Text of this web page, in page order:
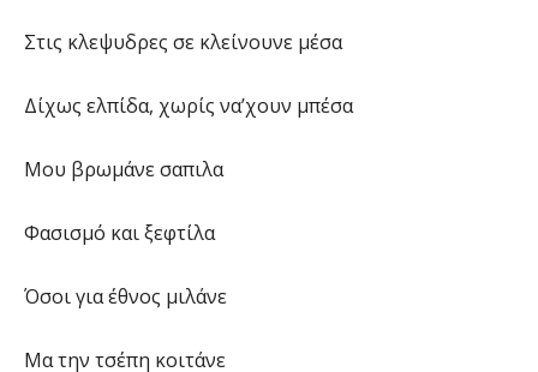
Στις κλεψυδρες σε κλείνουνε μέσα
Δίχως ελπίδα, χωρίς να’χουν μπέσα
Μου βρωμάνε σαπιλα
Φασισμό και ξεφτίλα
Όσοι για έθνος μιλάνε
Μα την τσέπη κοιτάνε